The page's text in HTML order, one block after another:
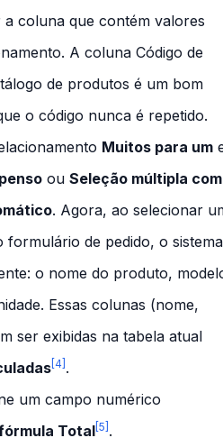
a coluna que contém valores
A coluna Código de
de produtos é um bom
o código nunca é repetido.
Muitos para um
ou Seleção múltipla com
. Agora, ao selecionar
de pedido, o sistema
o nome do produto,
Essas colunas (nome,
ser exibidas na tabela atual
[4] .
um campo numérico
Total[5] .